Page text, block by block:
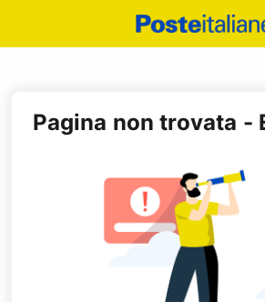
Italiane
Pagina non trovata -